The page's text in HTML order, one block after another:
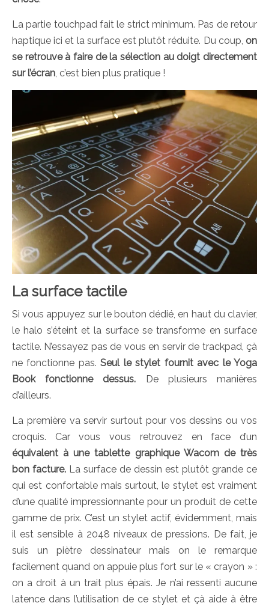
La partie touchpad fait le strict minimum. Pas de retour
haptique ici et la surface est plutôt réduite. Du coup, on
se retrouve à faire de la sélection au doigt directement
sur l’écran, c’est bien plus pratique !
La surface tactile
Si vous appuyez sur le bouton dédié, en haut du clavier,
le halo s’éteint et la surface se transforme en surface
tactile. N’essayez pas de vous en servir de trackpad, çà
ne fonctionne pas.Seul le stylet fournit avec le Yoga
Book fonctionne dessus. De plusieurs manières
d’ailleurs.
La première va servir surtout pour vos dessins ou vos
croquis. Car vous vous retrouvez en face d’un
équivalent à une tablette graphique Wacom de très
bon facture. La surface de dessin est plutôt grande ce
qui est confortable mais surtout, le stylet est vraiment
d’une qualité impressionnante pour un produit de cette
gamme de prix. C’est un stylet actif, évidemment, mais
il est sensible à 2048 niveaux de pressions. De fait, je
suis un piètre dessinateur mais on le remarque
facilement quand on appuie plus fort sur le « crayon » :
on a droit à un trait plus épais. Je n’ai ressenti aucune
latence dans l’utilisation de ce stylet et çà aide à être